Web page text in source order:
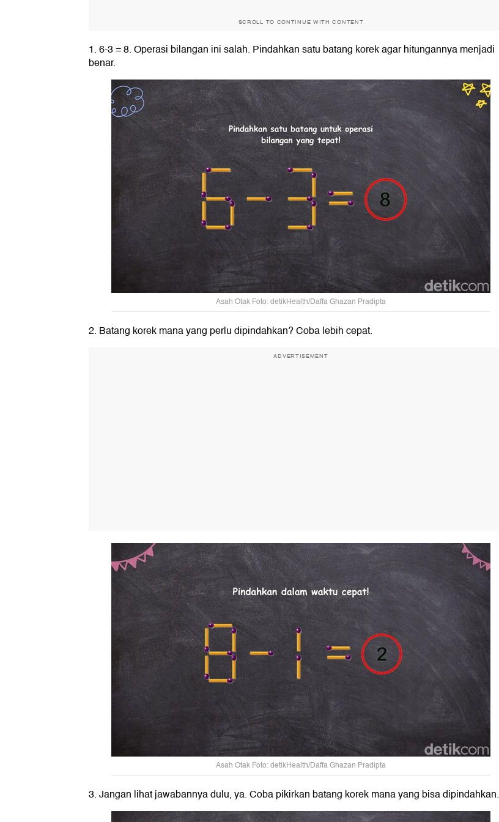
SCROLL TO CONTINUE WITH CONTENT
1. 6-3 = 8. Operasi bilangan ini salah. Pindahkan satu batang korek agar hitungannya menjadi
benar.
Asah Otak Foto: detikHealth/Daffa Ghazan Pradipta
2. Batang korek mana yang perlu dipindahkan? Coba lebih cepat.
ADVERTISEMENT
Asah Otak Foto: detikHealth/Daffa Ghazan Pradipta
3. Jangan lihat jawabannya dulu, ya. Coba pikirkan batang korek mana yang bisa dipindahkan.